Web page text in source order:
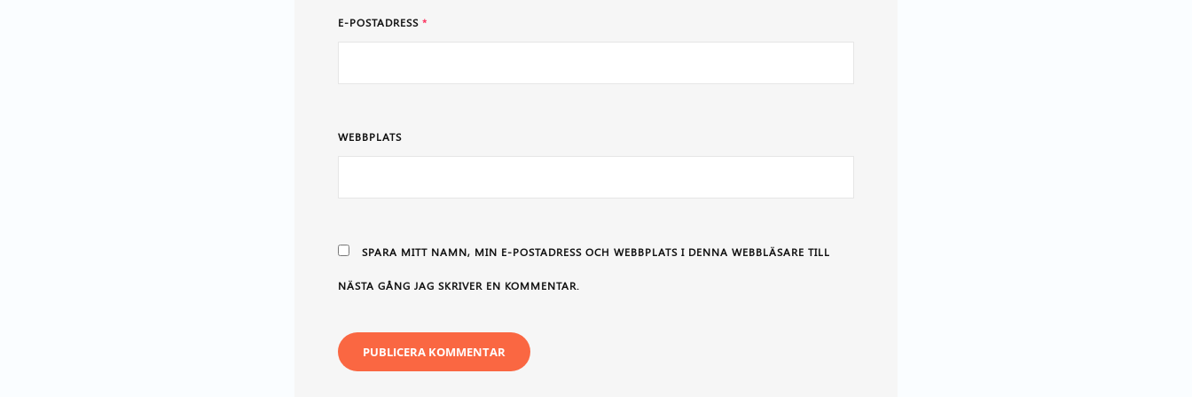
E-POSTADRESS *
WEBBPLATS
SPARA MITT NAMN, MIN E-POSTADRESS OCH WEBBPLATS I DENNA WEBBLÄSARE TILL
NÄSTA GÅNG JAG SKRIVER EN KOMMENTAR.